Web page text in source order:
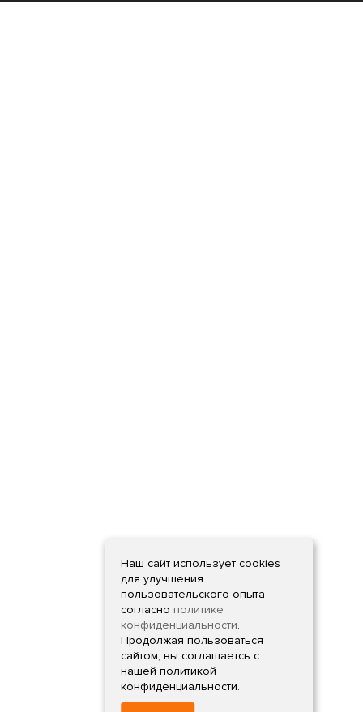
Наш сайт использует cookies
для улучшения
пользовательского опыта
согласно политике
конфиденциальности.
Продолжая пользоваться
сайтом, вы соглашаетсь с
нашей политикой
конфиденциальности.